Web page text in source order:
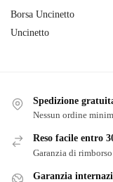
Borsa Uncinetto
Uncinetto
Spedizione
Nessun ordine
Reso facile entro
Garanzia di
Garanzia